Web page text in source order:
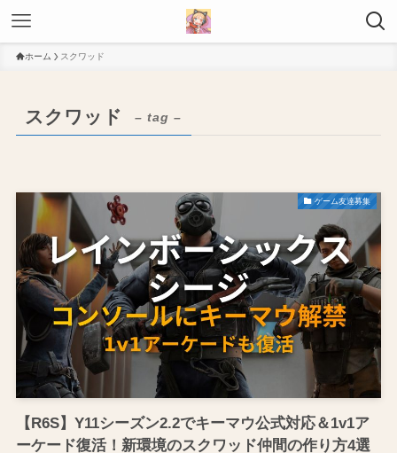
ホーム スクワッド
スクワッド – tag –
ゲーム友達募集
【R6S】Y11シーズン2.2でキーマウ公式対応＆1v1ア
ーケード復活！新環境のスクワッド仲間の作り方4選